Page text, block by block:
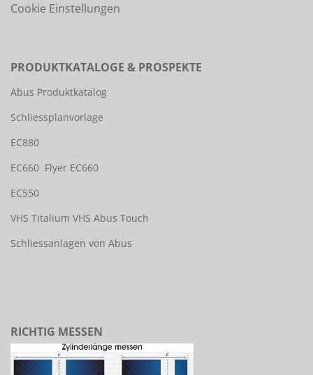
Cookie Einstellungen
PRODUKTKATALOGE & PROSPEKTE
Abus Produktkatalog
Schliessplanvorlage
EC880
EC660 Flyer EC660
EC550
VHS Titalium VHS Abus Touch
Schliessanlagen von Abus
RICHTIG MESSEN